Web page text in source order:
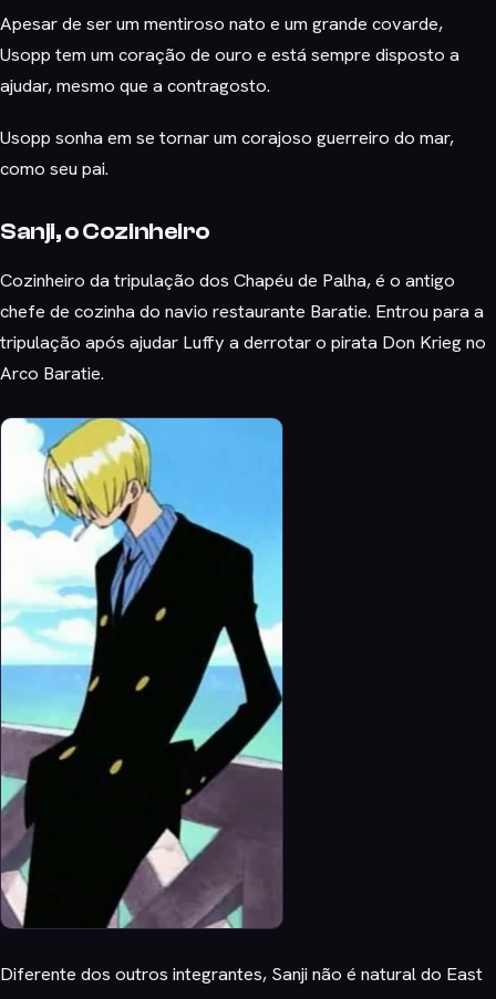
Apesar de ser um mentiroso nato e um grande covarde,
Usopp tem um coração de ouro e está sempre disposto a
ajudar, mesmo que a contragosto.
Usopp sonha em se tornar um corajoso guerreiro do mar,
como seu pai.
Sanji, o Cozinheiro
Cozinheiro da tripulação dos Chapéu de Palha, é o antigo
chefe de cozinha do navio restaurante Baratie. Entrou para a
tripulação após ajudar Luffy a derrotar o pirata Don Krieg no
Arco Baratie.
Diferente dos outros integrantes, Sanji não é natural do East